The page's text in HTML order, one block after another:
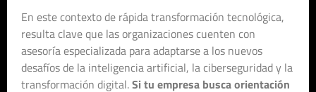
En este contexto de rápida transformación tecnológica,
resulta clave que las organizaciones cuenten con
asesoría especializada para adaptarse a los nuevos
desafíos de la inteligencia artificial, la ciberseguridad y la
transformación digital.Si tu empresa busca orientación